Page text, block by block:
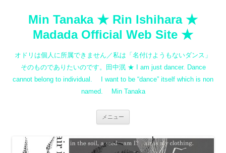
キ
ッ
Min Tanaka ★ Rin Ishihara ★
Madada Official Web Site ★
オドリは個人に所属できません／私は「名付けようもないダンス」
そのものでありたいのです。田中泯 ★ I am just dancer. Dance
cannot belong to individual. I want to be “dance” itself which is non
named. Min Tanaka
メニュー